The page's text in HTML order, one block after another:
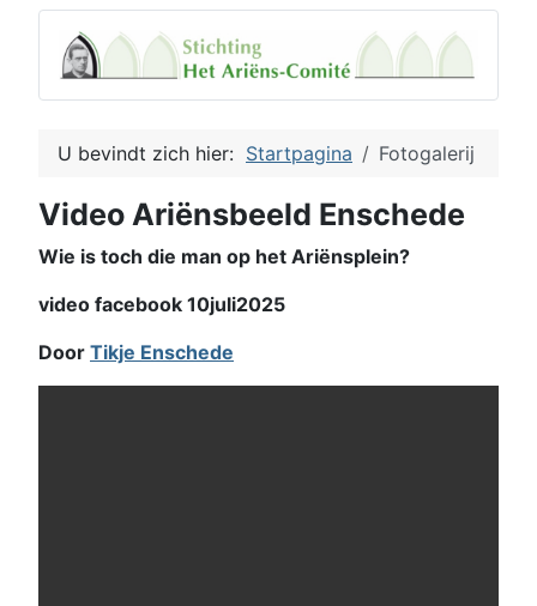
U bevindt zich hier: Startpagina Fotogalerij
Video Ariënsbeeld Enschede
Wie is toch die man op het Ariënsplein?
video facebook 10juli2025
Door Tikje Enschede